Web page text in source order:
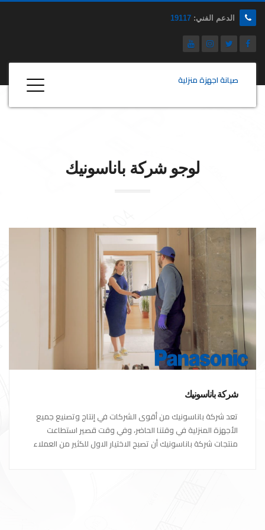
الدعم الفني: 19117
صيانة اجهزة منزلية
لوجو شركة باناسونيك
شركة باناسونيك
تعد شركة باناسونيك من أقوى الشركات في إنتاج وتصنيع جميع
الأجهزة المنزلية في وقتنا الحاضر، وفي وقت قصير استطاعت
منتجات شركة باناسونيك أن تصبح الاختيار الاول للكثير من العملاء